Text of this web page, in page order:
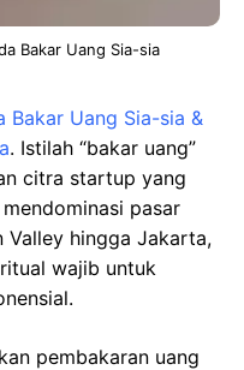
Bakar Uang Sia-sia
Bakar Uang Sia-sia &
. Istilah “bakar uang”
citra startup yang
pasar
Valley hingga Jakarta,
wajib untuk
pembakaran uang